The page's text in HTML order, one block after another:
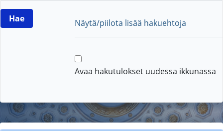
Näytä/piilota lisää hakuehtoja
Avaa hakutulokset uudessa ikkunassa